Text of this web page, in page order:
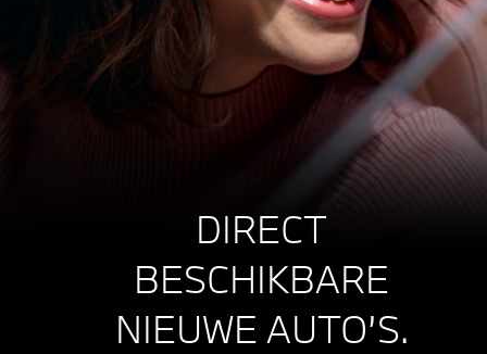
DIRECT
BESCHIKBARE
NIEUWE AUTO’S.